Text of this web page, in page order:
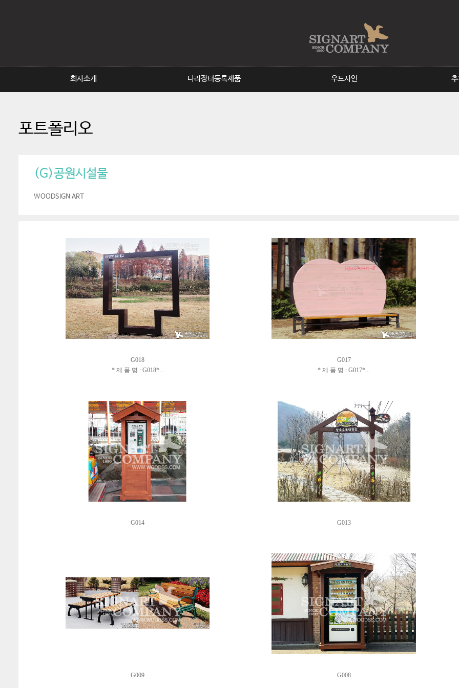
회사소개 나라장터등록제품 우드사인
(G)공원시설물
포트폴리오
(G)공원시설물
WOODSIGN ART
G018
* 제 품 명 : G018* ..
G017
* 제 품 명 : G017* ..
G014 G013
G009 G008